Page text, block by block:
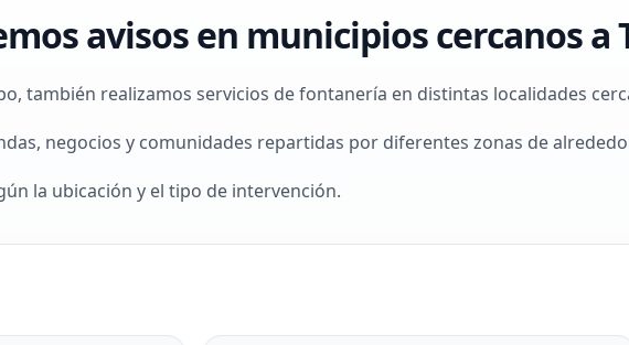
avisos en municipios cercanos a
también realizamos servicios de fontanería en distintas localidades
negocios y comunidades repartidas por diferentes zonas de
la ubicación y el tipo de intervención.